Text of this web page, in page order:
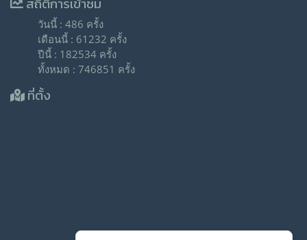
วันนี้ : 486 ครั้ง
เดือนนี้ : 61232 ครั้ง
ปีนี้ : 182534 ครั้ง
ทั้งหมด : 746851 ครั้ง
ที่ตั้ง